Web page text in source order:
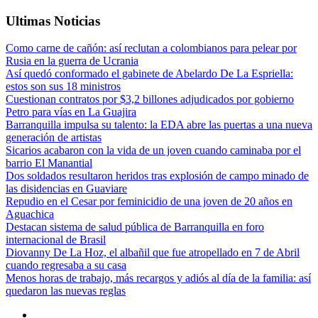
Ultimas Noticias
Como carne de cañón: así reclutan a colombianos para pelear por
Rusia en la guerra de Ucrania
Así quedó conformado el gabinete de Abelardo De La Espriella:
estos son sus 18 ministros
Cuestionan contratos por $3,2 billones adjudicados por gobierno
Petro para vías en La Guajira
Barranquilla impulsa su talento: la EDA abre las puertas a una nueva
generación de artistas
Sicarios acabaron con la vida de un joven cuando caminaba por el
barrio El Manantial
Dos soldados resultaron heridos tras explosión de campo minado de
las disidencias en Guaviare
Repudio en el Cesar por feminicidio de una joven de 20 años en
Aguachica
Destacan sistema de salud pública de Barranquilla en foro
internacional de Brasil
Diovanny De La Hoz, el albañil que fue atropellado en 7 de Abril
cuando regresaba a su casa
Menos horas de trabajo, más recargos y adiós al día de la familia: así
quedaron las nuevas reglas